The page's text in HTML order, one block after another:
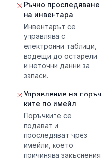
Ръчно проследяване
на инвентара
Инвентарът се
управлява с
електронни таблици,
водещи до остарели
и неточни данни за
запаси.
Управление на поръч
ките по имейл
Поръчките се
подават и
проследяват чрез
имейли, което
причинява закъснения